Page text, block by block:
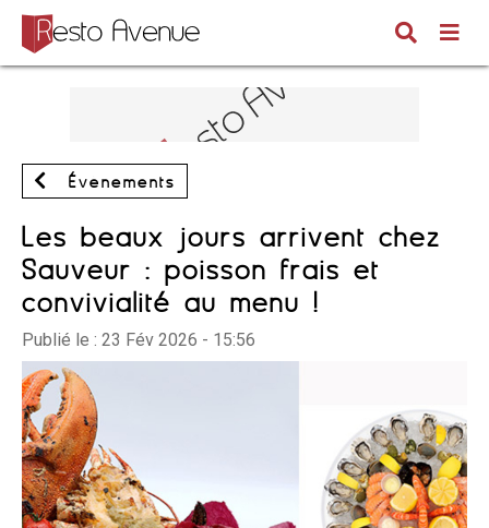
Évènements
Les beaux jours arrivent chez
Sauveur : poisson frais et
convivialité au menu !
Publié le : 23 Fév 2026 - 15:56